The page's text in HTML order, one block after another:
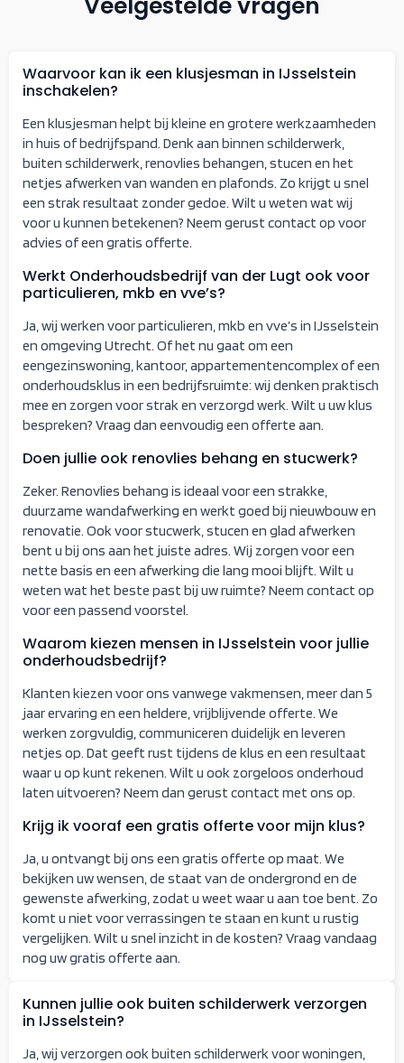
Waarvoor kan ik een klusjesman in IJsselstein
inschakelen?
Een klusjesman helpt bij kleine en grotere werkzaamheden
in huis of bedrijfspand. Denk aan binnen schilderwerk,
buiten schilderwerk, renovlies behangen, stucen en het
netjes afwerken van wanden en plafonds. Zo krijgt u snel
een strak resultaat zonder gedoe. Wilt u weten wat wij
voor u kunnen betekenen? Neem gerust contact op voor
advies of een gratis offerte.
Werkt Onderhoudsbedrijf van der Lugt ook voor
particulieren, mkb en vve’s?
Ja, wij werken voor particulieren, mkb en vve’s in IJsselstein
en omgeving Utrecht. Of het nu gaat om een
eengezinswoning, kantoor, appartementencomplex of een
onderhoudsklus in een bedrijfsruimte: wij denken praktisch
mee en zorgen voor strak en verzorgd werk. Wilt u uw klus
bespreken? Vraag dan eenvoudig een offerte aan.
Doen jullie ook renovlies behang en stucwerk?
Zeker. Renovlies behang is ideaal voor een strakke,
duurzame wandafwerking en werkt goed bij nieuwbouw en
renovatie. Ook voor stucwerk, stucen en glad afwerken
bent u bij ons aan het juiste adres. Wij zorgen voor een
nette basis en een afwerking die lang mooi blijft. Wilt u
weten wat het beste past bij uw ruimte? Neem contact op
voor een passend voorstel.
Waarom kiezen mensen in IJsselstein voor jullie
onderhoudsbedrijf?
Klanten kiezen voor ons vanwege vakmensen, meer dan 5
jaar ervaring en een heldere, vrijblijvende offerte. We
werken zorgvuldig, communiceren duidelijk en leveren
netjes op. Dat geeft rust tijdens de klus en een resultaat
waar u op kunt rekenen. Wilt u ook zorgeloos onderhoud
laten uitvoeren? Neem dan gerust contact met ons op.
Krijg ik vooraf een gratis offerte voor mijn klus?
Ja, u ontvangt bij ons een gratis offerte op maat. We
bekijken uw wensen, de staat van de ondergrond en de
gewenste afwerking, zodat u weet waar u aan toe bent. Zo
komt u niet voor verrassingen te staan en kunt u rustig
vergelijken. Wilt u snel inzicht in de kosten? Vraag vandaag
nog uw gratis offerte aan.
Kunnen jullie ook buiten schilderwerk verzorgen
in IJsselstein?
Ja, wij verzorgen ook buiten schilderwerk voor woningen,